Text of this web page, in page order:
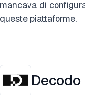
mancava di
queste piattaforme.
Decodo